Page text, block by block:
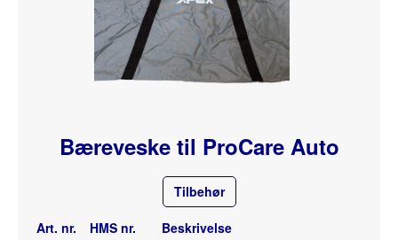
Bæreveske til ProCare Auto
Tilbehør
Art. nr. HMS nr. Beskrivelse